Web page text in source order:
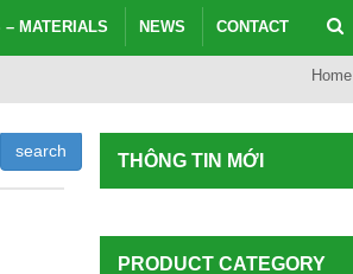
– MATERIALS NEWS CONTACT
Home
THÔNG TIN MỚI
PRODUCT CATEGORY